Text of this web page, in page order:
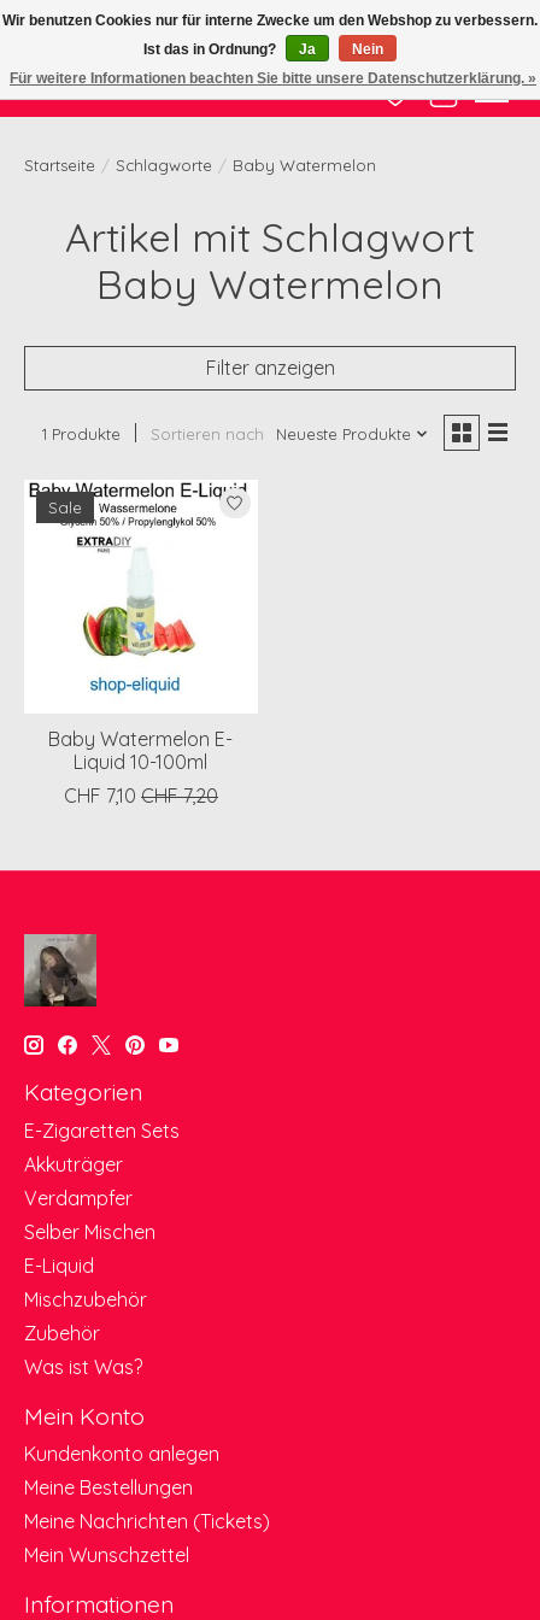
Zertifizierte Qualität zu fairem Preis
Wunschzettel
Ihr
Startseite / Schlagworte / Baby Watermelon
Artikel mit Schlagwort
Baby Watermelon
Filter anzeigen
1 Produkte Sortieren nach Neueste Produkte
Sale
Baby Watermelon E-
Liquid 10-100ml
CHF 7,10 CHF 7,20
Kategorien
E-Zigaretten Sets
Akkuträger
Verdampfer
Selber Mischen
E-Liquid
Mischzubehör
Zubehör
Was ist Was?
Mein Konto
Kundenkonto anlegen
Meine Bestellungen
Meine Nachrichten (Tickets)
Mein Wunschzettel
Informationen
Wir benutzen Cookies nur für interne Zwecke um den Webshop zu verbessern.
Ist das in Ordnung?
Ja
Nein
Für weitere Informationen beachten Sie bitte unsere Datenschutzerklärung. »